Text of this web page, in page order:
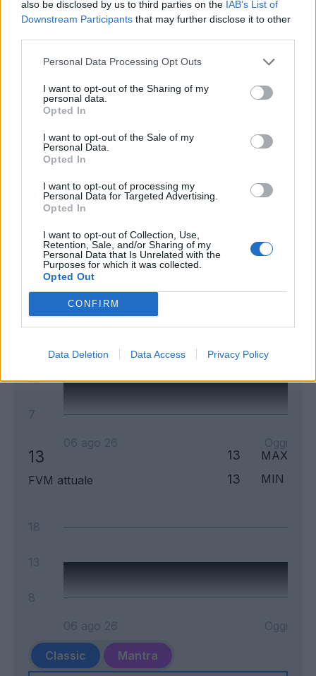
also be disclosed by us to third parties on the IAB’s List of
Downstream Participants that may further disclose it to other
Personal Data Processing Opt Outs
I want to opt-out of the Sharing of my
personal data.
Opted In
I want to opt-out of the Sale of my
Personal Data.
Opted In
I want to opt-out of processing my
Personal Data for Targeted Advertising.
Opted In
I want to opt-out of Collection, Use,
Retention, Sale, and/or Sharing of my
Personal Data that Is Unrelated with the
Purposes for which it was collected.
Opted Out
CONFIRM
Data Deletion Data Access Privacy Policy
Classic
Andamento FantaValore di Mercato
12
FVM attuale 12 MIN
12
13
FVM attuale
13 MAX
13 MIN
Classic
Mantra